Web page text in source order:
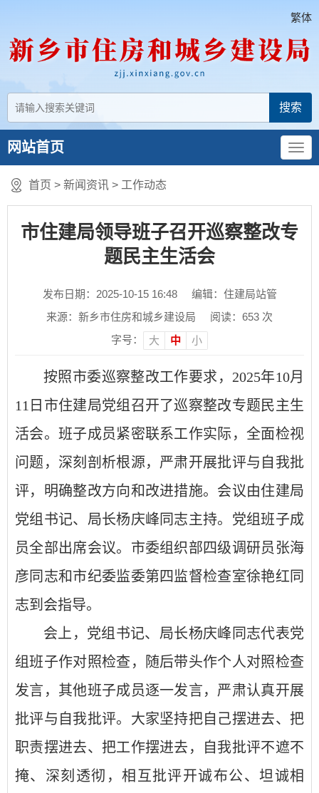
繁体
网站首页
首页 > 新闻资讯 > 工作动态
市住建局领导班子召开巡察整改专
题民主生活会
发布日期：2025-10-15 16:48
编辑：住建局站管
来源：新乡市住房和城乡建设局
阅读： 653 次
字号：
大 中 小
按照市委巡察整改工作要求，2025年10月
11日市住建局党组召开了巡察整改专题民主生
活会。班子成员紧密联系工作实际，全面检视
问题，深刻剖析根源，严肃开展批评与自我批
评，明确整改方向和改进措施。会议由住建局
党组书记、局长杨庆峰同志主持。党组班子成
员全部出席会议。市委组织部四级调研员张海
彦同志和市纪委监委第四监督检查室徐艳红同
志到会指导。
会上，党组书记、局长杨庆峰同志代表党
组班子作对照检查，随后带头作个人对照检查
发言，其他班子成员逐一发言，严肃认真开展
批评与自我批评。大家坚持把自己摆进去、把
职责摆进去、把工作摆进去，自我批评不遮不
掩、深刻透彻，相互批评开诚布公、坦诚相